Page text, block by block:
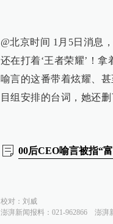
@北京时间 1月5日消息
还在打着‘王者荣耀’！
喻言的这番带着炫耀、
目组安排的台词，她还删
00后CEO喻言被指“
校对： 刘威
澎湃新闻报料：021-962866
澎湃